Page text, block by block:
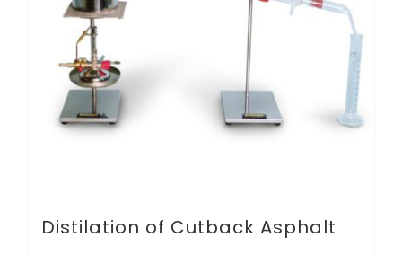
Distilation of Cutback Asphalt